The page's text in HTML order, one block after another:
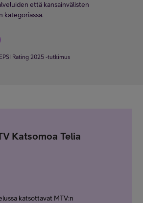
että kansainvälisten
kategoriassa.
Rating 2025 -tutkimus
Katsomoa Telia
katsottavat MTV:n